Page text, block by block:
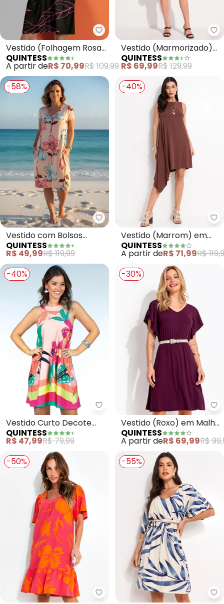
Quintess - Vestido (Folhagem
Vestido (Folhagem Rosa)
com Bolsos
QUINTESS
A partir deR$ 70,99R$ 109,99
Vestido (Marmorizado)
em Poliflex
QUINTESS
R$ 69,99R$ 129,99
-58%
Quintess - Vestido com Bolsos
Vestido com Bolsos
(Floral Rosa) com
Mangas Curtas
QUINTESS
R$ 49,99R$ 119,99
-40%
Vestido (Marrom) em
Malha de Viscose
QUINTESS
A partir deR$ 71,99R$
-40%
Quintess - Vestido Curto
Vestido Curto Decote
Trapézio (Floral Coral)
QUINTESS
R$ 47,99R$ 79,99
-30%
Vestido (Roxo) em Malha
de Viscose
QUINTESS
A partir deR$ 69,99R$
-50%
Quintess - Vestido (Floral
-55%